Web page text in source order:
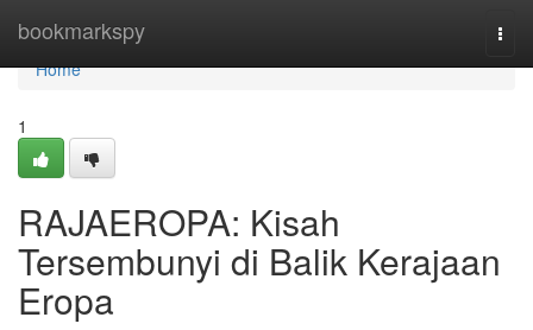
bookmarkspy
Home
Home
1
RAJAEROPA: Kisah
Tersembunyi di Balik Kerajaan
Eropa